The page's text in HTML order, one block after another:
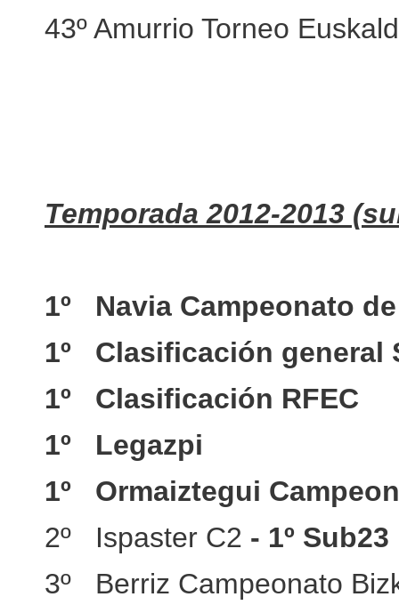
43º Amurrio Torneo
Temporada 2012-2013
1º Navia Campeonato
1º Clasificación general
1º Clasificación RFEC
1º Legazpi
1º Ormaiztegui
2º Ispaster C2 - 1º Sub23
3º Berriz Campeonato